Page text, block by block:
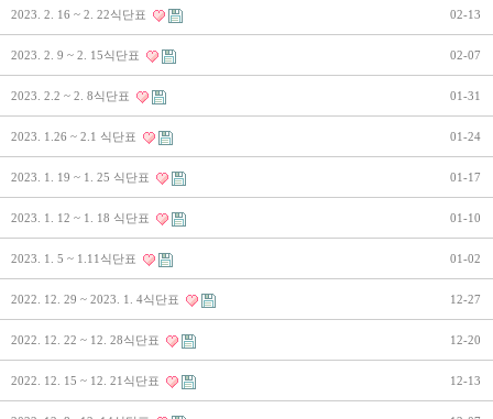
2023. 2. 16 ~ 2. 22식단표 02-13
2023. 2. 9 ~ 2. 15식단표 02-07
2023. 2.2 ~ 2. 8식단표 01-31
2023. 1.26 ~ 2.1 식단표 01-24
2023. 1. 19 ~ 1. 25 식단표 01-17
2023. 1. 12 ~ 1. 18 식단표 01-10
2023. 1. 5 ~ 1.11식단표 01-02
2022. 12. 29 ~ 2023. 1. 4식단표 12-27
2022. 12. 22 ~ 12. 28식단표 12-20
2022. 12. 15 ~ 12. 21식단표 12-13